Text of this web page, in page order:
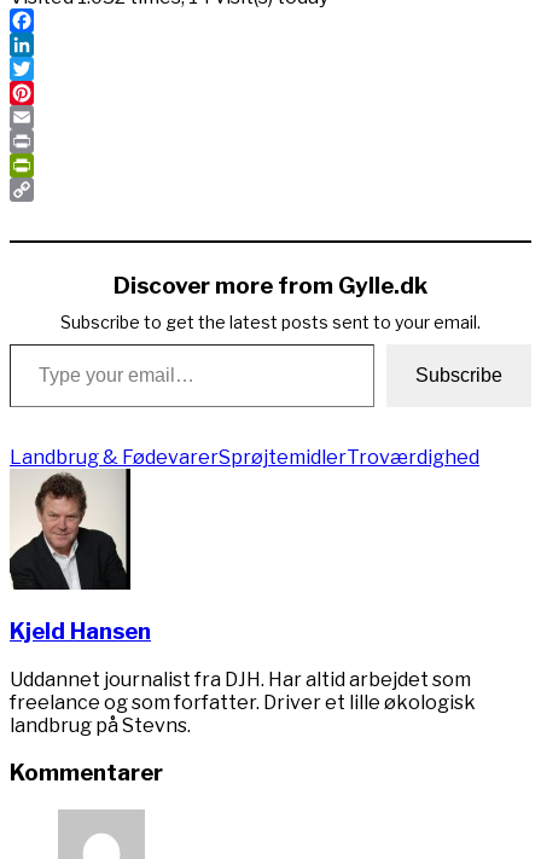
Facebook
LinkedIn
Twitter
Pinterest
Email
Print
PrintFriendly
Link
Discover more from Gylle.dk
Subscribe to get the latest posts sent to your email.
Type your email…
Subscribe
Landbrug & FødevarerSprøjtemidlerTroværdighed
Kjeld Hansen
Uddannet journalist fra DJH. Har altid arbejdet som
freelance og som forfatter. Driver et lille økologisk
landbrug på Stevns.
Kommentarer